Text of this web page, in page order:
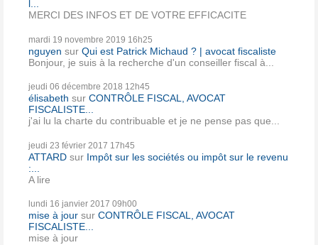
l...
MERCI DES INFOS ET DE VOTRE EFFICACITE
mardi 19 novembre 2019 16h25
nguyen sur Qui est Patrick Michaud ? | avocat fiscaliste
Bonjour, je suis à la recherche d'un conseiller fiscal à...
jeudi 06 décembre 2018 12h45
élisabeth sur CONTRÔLE FISCAL, AVOCAT
FISCALISTE...
j'ai lu la charte du contribuable et je ne pense pas que...
jeudi 23 février 2017 17h45
ATTARD sur Impôt sur les sociétés ou impôt sur le revenu
:...
A lire
lundi 16 janvier 2017 09h00
mise à jour sur CONTRÔLE FISCAL, AVOCAT
FISCALISTE...
mise à jour